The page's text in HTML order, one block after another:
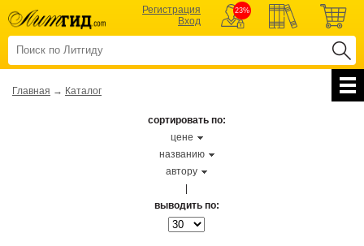
Регистрация
Вход
23%
Главная → Каталог
сортировать по:
цене
названию
автору
выводить по: